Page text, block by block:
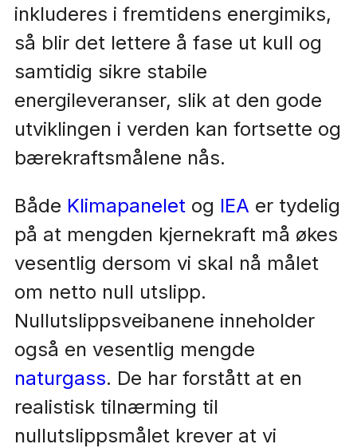
inkluderes i fremtidens energimiks,
så blir det lettere å fase ut kull og
samtidig sikre stabile
energileveranser, slik at den gode
utviklingen i verden kan fortsette og
bærekraftsmålene nås.
Både Klimapanelet og IEA er tydelig
på at mengden kjernekraft må økes
vesentlig dersom vi skal nå målet
om netto null utslipp.
Nullutslippsveibanene inneholder
også en vesentlig mengde
naturgass. De har forstått at en
realistisk tilnærming til
nullutslippsmålet krever at vi